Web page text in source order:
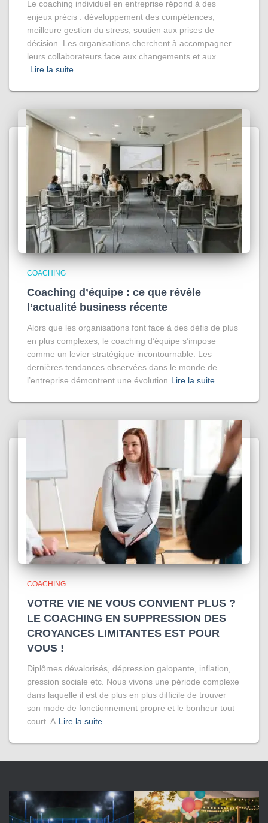
Le coaching individuel en entreprise répond à des
enjeux précis : développement des compétences,
meilleure gestion du stress, soutien aux prises de
décision. Les organisations cherchent à accompagner
leurs collaborateurs face aux changements et aux
Lire la suite
COACHING
Coaching d’équipe : ce que révèle
l’actualité business récente
Alors que les organisations font face à des défis de plus
en plus complexes, le coaching d’équipe s’impose
comme un levier stratégique incontournable. Les
dernières tendances observées dans le monde de
l’entreprise démontrent une évolution Lire la suite
COACHING
VOTRE VIE NE VOUS CONVIENT PLUS ?
LE COACHING EN SUPPRESSION DES
CROYANCES LIMITANTES EST POUR
VOUS !
Diplômes dévalorisés, dépression galopante, inflation,
pression sociale etc. Nous vivons une période complexe
dans laquelle il est de plus en plus difficile de trouver
son mode de fonctionnement propre et le bonheur tout
court. A Lire la suite